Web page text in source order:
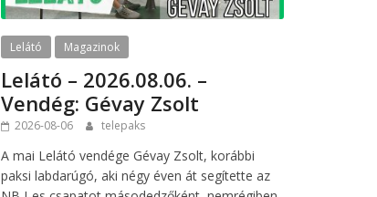
Lelátó Magazinok
Lelátó – 2026.08.06. –
Vendég: Gévay Zsolt
2026-08-06 telepaks
A mai Lelátó vendége Gévay Zsolt, korábbi
paksi labdarúgó, aki négy éven át segítette az